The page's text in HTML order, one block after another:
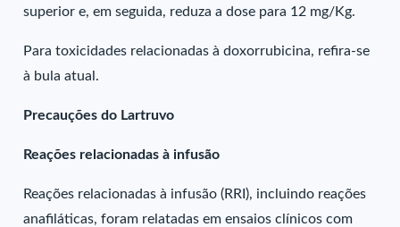
superior e, em seguida, reduza a dose para 12 mg/Kg.
Para toxicidades relacionadas à doxorrubicina, refira-se
à bula atual.
Precauções do Lartruvo
Reações relacionadas à infusão
Reações relacionadas à infusão (RRI), incluindo reações
anafiláticas, foram relatadas em ensaios clínicos com